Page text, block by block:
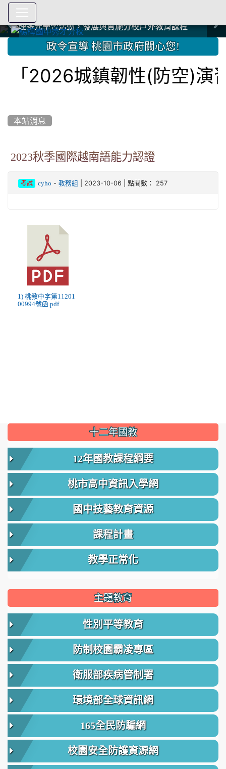
中國信託商業銀行 2023.04.22 愛傳球計畫
中國信託商業銀行 2023.04.22 愛傳球計畫
辦理多元學習活動，發展與實施分校戶外教育課程
辦理多元學習活動，發展與實施分校戶外教育課程
爭取社會資源，傳愛與溫暖：2024.3.19 桃園市家長會與桃
園女子美容商業童也工會義剪活動
爭取社會資源，傳愛與溫暖：2024.3.19 桃園市家長會與桃
園女子美容商業童也工會義剪活動
112學年度畢業學生與師長合照
112學年度畢業學生與師長合照
辦理多元學習活動，發展與實施分校戶外教育課程
辦理多元學習活動，發展與實施分校戶外教育課程
爭取社會資源，傳愛與溫暖：110.12.22 國際獅子會與本校
師生歲末感恩活動
爭取社會資源，傳愛與溫暖：110.12.22 國際獅子會與本校
師生歲末感恩活動
爭取社會資源，傳愛與溫暖：110.12.22 國際獅子會贈送本
校學生耶誕禮物
爭取社會資源，傳愛與溫暖：110.12.22 國際獅子會贈送本
校學生耶誕禮物
112.9.27參觀客家博覽會
112.9.27參觀客家博覽會
2023.12.27 國際獅子會贈送本校學生耶誕禮物
2023.12.27 國際獅子會贈送本校學生耶誕禮物
2023.12.27 國際獅子會贊助本校學生獎助學金
2023.12.27 國際獅子會贊助本校學生獎助學金
2023.12.27 聖誕感恩歌謠競賽；本校師生與國際獅子會獅
兄、師姐同樂
2023.12.27 聖誕感恩歌謠競賽；本校師生與國際獅子會獅
兄、師姐同樂
建置優質學習空間；合作互惠，建立良善公共關係
建置優質學習空間；合作互惠，建立良善公共關係
::: 政令宣導 桃園市政府關心您!
城鎮韌性(防空)演習」
本站消息
2023秋季國際越南語能力認證
考試 cyho - 教務組 | 2023-10-06 | 點閱數： 257
1) 桃教中字第11201
00994號函.pdf
::: 十二年國教
12年國教課程綱要
桃市高中資訊入學網
國中技藝教育資源
課程計畫
教學正常化
主題教育
性別平等教育
防制校園霸凌專區
衛服部疾病管制署
環境部全球資訊網
165全民防騙網
校園安全防護資源網